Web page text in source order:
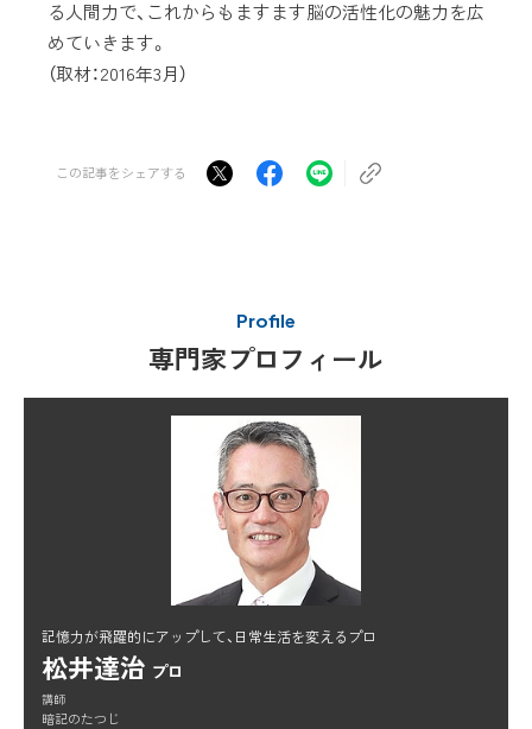
る人間力で、これからもますます脳の活性化の魅力を広
めていきます。
（取材：2016年3月）
この記事をシェアする
Profile
専門家プロフィール
記憶力が飛躍的にアップして、日常生活を変えるプロ
松井達治 プロ
講師
暗記のたつじ